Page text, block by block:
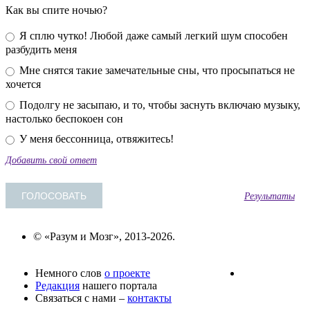
Как вы спите ночью?
Я сплю чутко! Любой даже самый легкий шум способен
разбудить меня
Мне снятся такие замечательные сны, что просыпаться не
хочется
Подолгу не засыпаю, и то, чтобы заснуть включаю музыку,
настолько беспокоен сон
У меня бессонница, отвяжитесь!
Добавить свой ответ
Результаты
© «Разум и Мозг», 2013-2026.
Немного слов о проекте
Редакция нашего портала
Связаться с нами – контакты